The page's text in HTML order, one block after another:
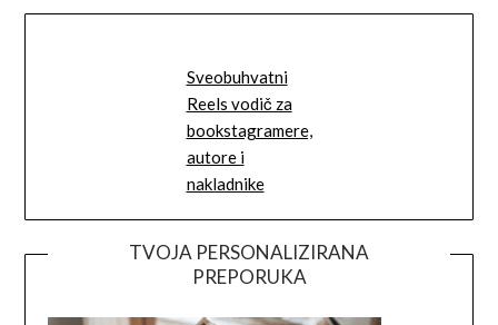
Sveobuhvatni
Reels vodič za
bookstagramere,
autore i
nakladnike
TVOJA PERSONALIZIRANA
PREPORUKA